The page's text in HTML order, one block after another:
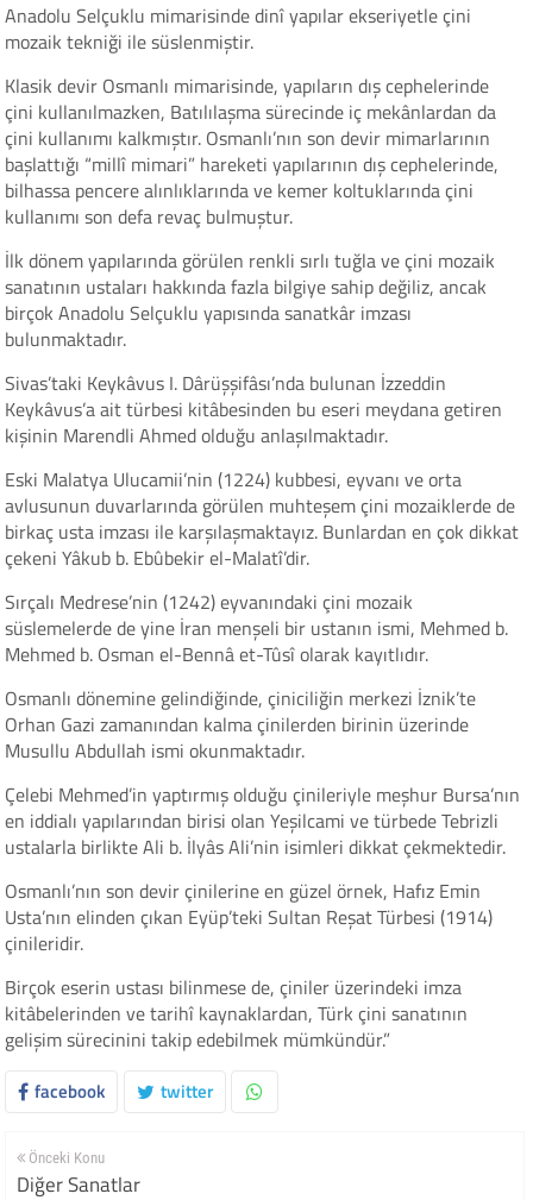
Anadolu Selçuklu mimarisinde dinî yapılar ekseriyetle çini
mozaik tekniği ile süslenmiştir.
Klasik devir Osmanlı mimarisinde, yapıların dış cephelerinde
çini kullanılmazken, Batılılaşma sürecinde iç mekânlardan da
çini kullanımı kalkmıştır. Osmanlı’nın son devir mimarlarının
başlattığı “millî mimari” hareketi yapılarının dış cephelerinde,
bilhassa pencere alınlıklarında ve kemer koltuklarında çini
kullanımı son defa revaç bulmuştur.
İlk dönem yapılarında görülen renkli sırlı tuğla ve çini mozaik
sanatının ustaları hakkında fazla bilgiye sahip değiliz, ancak
birçok Anadolu Selçuklu yapısında sanatkâr imzası
bulunmaktadır.
Sivas’taki Keykâvus I. Dârüşşifâsı’nda bulunan İzzeddin
Keykâvus’a ait türbesi kitâbesinden bu eseri meydana getiren
kişinin Marendli Ahmed olduğu anlaşılmaktadır.
Eski Malatya Ulucamii’nin (1224) kubbesi, eyvanı ve orta
avlusunun duvarlarında görülen muhteşem çini mozaiklerde de
birkaç usta imzası ile karşılaşmaktayız. Bunlardan en çok dikkat
çekeni Yâkub b. Ebûbekir el-Malatî’dir.
Sırçalı Medrese’nin (1242) eyvanındaki çini mozaik
süslemelerde de yine İran menşeli bir ustanın ismi, Mehmed b.
Mehmed b. Osman el-Bennâ et-Tûsî olarak kayıtlıdır.
Osmanlı dönemine gelindiğinde, çiniciliğin merkezi İznik’te
Orhan Gazi zamanından kalma çinilerden birinin üzerinde
Musullu Abdullah ismi okunmaktadır.
Çelebi Mehmed’in yaptırmış olduğu çinileriyle meşhur Bursa’nın
en iddialı yapılarından birisi olan Yeşilcami ve türbede Tebrizli
ustalarla birlikte Ali b. İlyâs Ali’nin isimleri dikkat çekmektedir.
Osmanlı’nın son devir çinilerine en güzel örnek, Hafız Emin
Usta’nın elinden çıkan Eyüp’teki Sultan Reşat Türbesi (1914)
çinileridir.
Birçok eserin ustası bilinmese de, çiniler üzerindeki imza
kitâbelerinden ve tarihî kaynaklardan, Türk çini sanatının
gelişim sürecinini takip edebilmek mümkündür.”
facebook twitter
Önceki Konu
Diğer Sanatlar